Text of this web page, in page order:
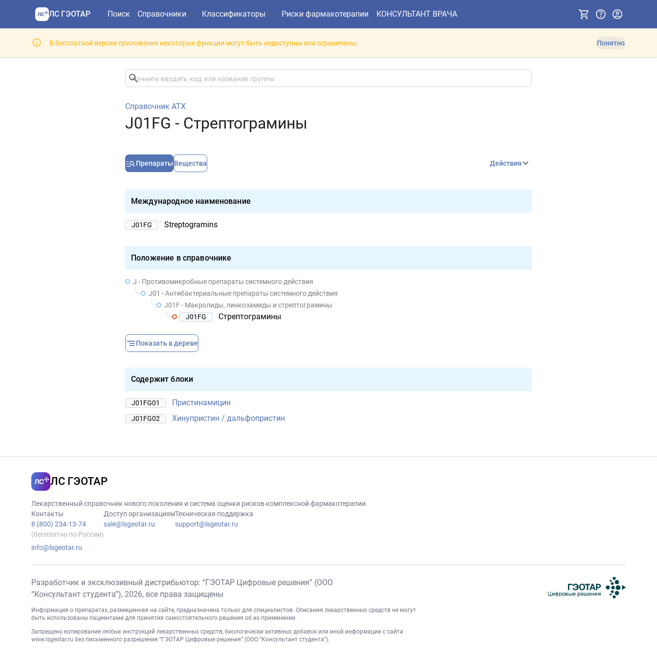
ЛС ГЭОТАР Поиск Справочники Классификаторы Риски фармакотерапии КОНСУЛЬТАНТ ВРАЧА
В бесплатной версии приложения некоторые функции могут быть недоступны или ограничены. Понятно
Справочник АТХ
J01FG - Стрептограмины
Препараты Вещества Действия
Международное наименование
J01FG Streptogramins
Положение в справочнике
J - Противомикробные препараты системного действия
J01 - Антибактериальные препараты системного действия
J01F - Макролиды, линкозамиды и стрептограмины
J01FG
Стрептограмины
Показать в дереве
Содержит блоки
J01FG01 Пристинамицин
J01FG02 Хинупристин / дальфопристин
ЛС ГЭОТАР
Лекарственный справочник нового поколения и система оценки рисков комплексной фармакотерапии.
Контакты
8 (800) 234-13-74
(бесплатно по России)
info@lsgeotar.ru
Доступ организациям
sale@lsgeotar.ru
Техническая поддержка
support@lsgeotar.ru
Разработчик и эксклюзивный дистрибьютор: “ГЭОТАР Цифровые решения” (ООО
“Консультант студента”), 2026, все права защищены
Информация о препаратах, размещенная на сайте, предназначена только для специалистов. Описания лекарственных средств не могут
быть использованы пациентами для принятия самостоятельного решения об их применении.
Запрещено копирование любых инструкций лекарственных средств, биологически активных добавок или иной информации с сайта
www.lsgeotar.ru без письменного разрешения “ГЭОТАР Цифровые решения” (ООО “Консультант студента”).